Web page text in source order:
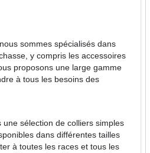
sommes spécialisés dans
y compris les accessoires
proposons une large gamme
à tous les besoins des
une sélection de colliers simples
dans différentes tailles
à toutes les races et tous les